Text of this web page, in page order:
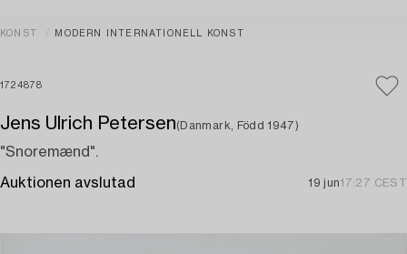
KONST MODERN INTERNATIONELL KONST
1724878
Jens Ulrich Petersen(Danmark, Född 1947)
"Snoremænd".
Auktionen avslutad 19 jun17:27 CEST